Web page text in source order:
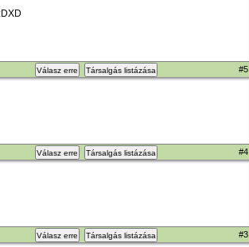
Válasz erre Társalgás listázása #5
Válasz erre Társalgás listázása #4
Válasz erre Társalgás listázása #3